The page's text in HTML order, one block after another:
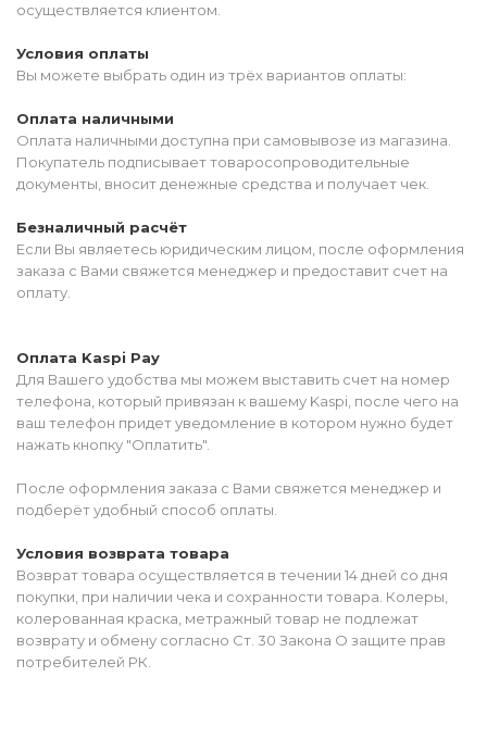
осуществляется клиентом.
Условия оплаты
Вы можете выбрать один из трёх вариантов оплаты:
Оплата наличными
Оплата наличными доступна при самовывозе из магазина.
Покупатель подписывает товаросопроводительные
документы, вносит денежные средства и получает чек.
Безналичный расчёт
Если Вы являетесь юридическим лицом, после оформления
заказа с Вами свяжется менеджер и предоставит счет на
оплату.
Оплата Kaspi Pay
Для Вашего удобства мы можем выставить счет на номер
телефона, который привязан к вашему Kaspi, после чего на
ваш телефон придет уведомление в котором нужно будет
нажать кнопку "Оплатить".
После оформления заказа с Вами свяжется менеджер и
подберёт удобный способ оплаты.
Условия возврата товара
Возврат товара осуществляется в течении 14 дней со дня
покупки, при наличии чека и сохранности товара. Колеры,
колерованная краска, метражный товар не подлежат
возврату и обмену согласно Ст. 30 Закона О защите прав
потребителей РК.